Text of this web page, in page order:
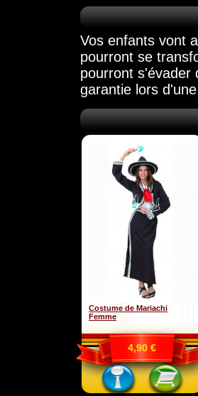
Vos enfants vont
pourront se
pourront s'évader
garantie lors
Costume de Mariachi
Femme
4,90 €